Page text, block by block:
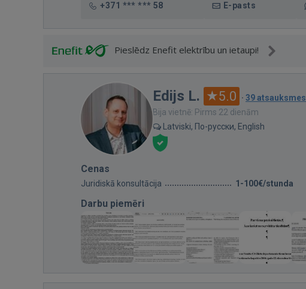
+371 *** *** 58 E-pasts
Pieslēdz Enefit elektrību un ietaupi!
Edijs L. 5.0 · 39 atsauksmes
Bija vietnē: Pirms 22 dienām
Latviski, По-русски, English
Cenas
Juridiskā konsultācija 1-100€/stunda
Darbu piemēri